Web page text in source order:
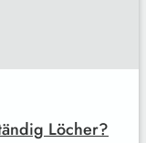
Löcher?